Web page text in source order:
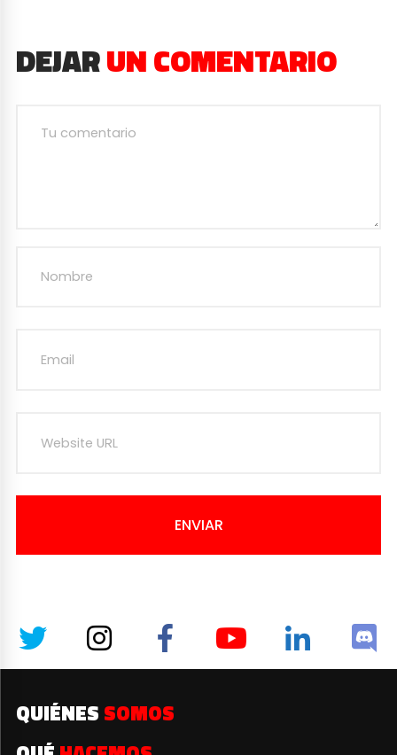
DEJARUN COMENTARIO
ENVIAR
QUIÉNES SOMOS